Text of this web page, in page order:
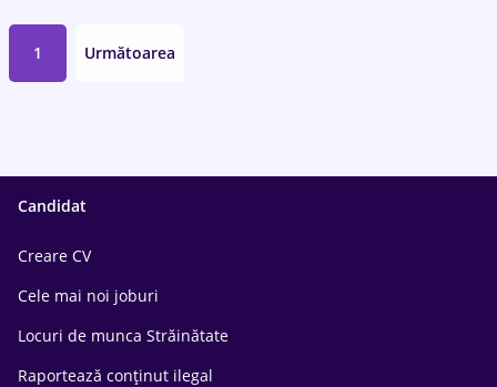
1 Următoarea
Candidat
Creare CV
Cele mai noi joburi
Locuri de munca Străinătate
Raportează conținut ilegal